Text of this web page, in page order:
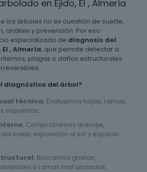
en Ejido, El , Almería
los árboles no es cuestión de suerte,
análisis y prevención. Por eso
especializado de diagnosis del
, Almería, que permite detectar a
plagas o daños estructurales
diagnóstico del árbol?
técnica. Evaluamos hojas, ramas,
expuestas.
Comprobamos drenaje,
suelo, exposición al sol y espacio
Buscamos grietas,
o ramas mal ancladas.